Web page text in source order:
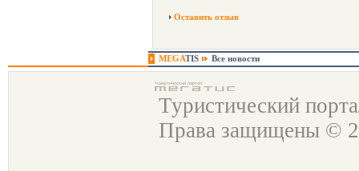
Оставить отзыв
MEGATIS Все новости
Туристический
Права защищены ©